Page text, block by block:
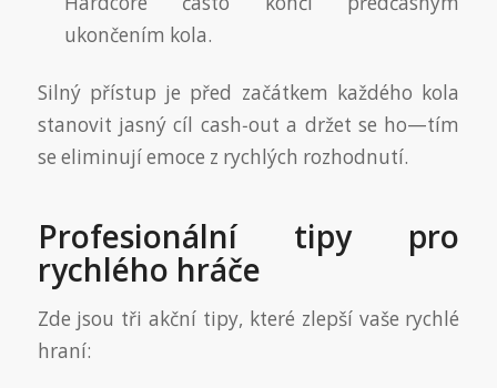
ukončením kola.
Silný přístup je před začátkem každého kola
stanovit jasný cíl cash‑out a držet se ho—tím
se eliminují emoce z rychlých rozhodnutí.
Profesionální tipy pro
rychlého hráče
Zde jsou tři akční tipy, které zlepší vaše rychlé
hraní: